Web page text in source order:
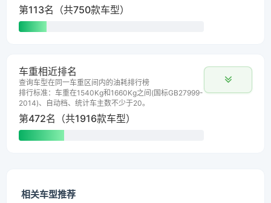
第113名（共750款车型）
车重相近排名
查询车型在同一车重区间内的油耗排行榜
排行标准：车重在1540Kg和1660Kg之间(国标GB27999-
2014)、自动档、统计车主数不少于20。
第472名（共1916款车型）
相关车型推荐